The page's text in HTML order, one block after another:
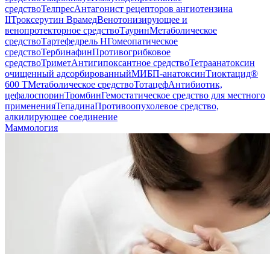
средствоТелпресАнтагонист рецепторов ангиотензина
IIТроксерутин ВрамедВенотонизирующее и
венопротекторное средствоТауринМетаболическое
средствоТартефедрель НГомеопатическое
средствоТербинафинПротивогрибковое
средствоТриметАнтигипоксантное средствоТетраанатоксин
очищенный адсорбированныйМИБП-анатоксинТиоктацид®
600 ТМетаболическое средствоТотацефАнтибиотик,
цефалоспоринТромбинГемостатическое средство для местного
примененияТепадинаПротивоопухолевое средство,
алкилирующее соединение
Маммология